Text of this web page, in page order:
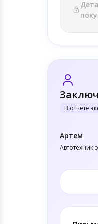
В отчёте
Артем
Автотехник-